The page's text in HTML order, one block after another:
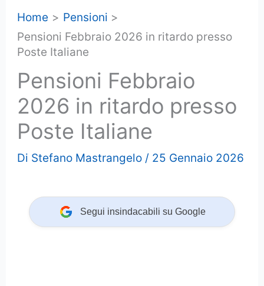
Home
Pensioni
Pensioni Febbraio 2026 in ritardo presso
Poste Italiane
Pensioni Febbraio
2026 in ritardo presso
Poste Italiane
Di Stefano Mastrangelo / 25 Gennaio 2026
Segui insindacabili su Google